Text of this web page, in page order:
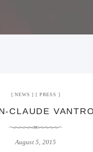
NEWS PRESS
CLAUDE
August 5, 2015